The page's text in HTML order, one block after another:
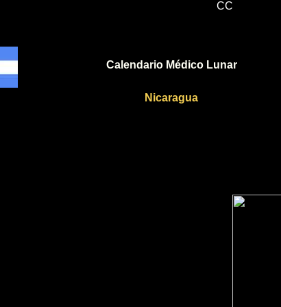
Nicaragua
Calendario Médico Lunar
CC